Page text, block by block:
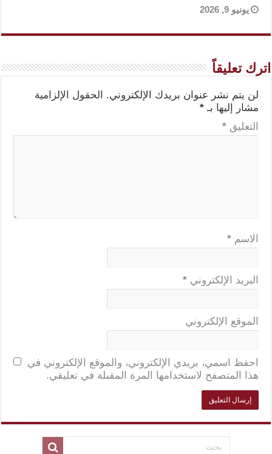
يونيو 9, 2026
اترك تعليقاً
لن يتم نشر عنوان بريدك الإلكتروني.
الحقول الإلزامية
مشار إليها بـ *
التعليق *
الاسم *
البريد الإلكتروني *
الموقع الإلكتروني
احفظ اسمي، بريدي الإلكتروني، والموقع الإلكتروني في
هذا المتصفح لاستخدامها المرة المقبلة في تعليقي.